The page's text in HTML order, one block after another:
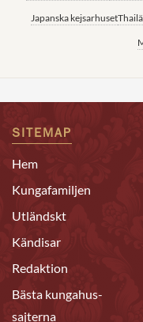
Japanska kejsarhuset
SITEMAP
Hem
Kungafamiljen
Utländskt
Kändisar
Redaktion
Bästa kungahus-
sajterna